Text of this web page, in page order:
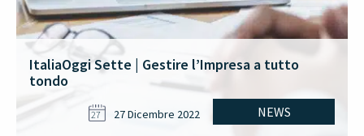
ItaliaOggi Sette | Gestire l’Impresa a tutto
tondo
NEWS
27 27 Dicembre 2022